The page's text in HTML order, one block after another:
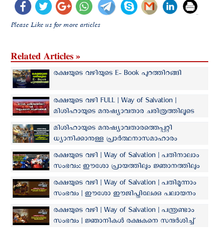
Please Like us for more articles
Related Articles »
രക്ഷയുടെ വഴിയുടെ E- Book പുറത്തിറങ്ങി
രക്ഷയുടെ വഴി FULL | Way of Salvation |
മിശിഹായുടെ മനുഷ്യാവതാര ചരിത്രത്തിലൂടെ
ഒരു പ്രാർത്ഥനായാത്ര
മിശിഹായുടെ മനുഷ്യാവതാരത്തെപ്പറ്റി
ധ്യാനിക്കാനുള്ള പ്രാർത്ഥനാസമാഹാരം
'രക്ഷയുടെ വഴി'യുടെ പൂര്‍ണ്ണരൂപം
വിശ്വാസികളിലേക്ക്
രക്ഷയുടെ വഴി | Way of Salvation | പതിനാലാം
സംഭവം: ഈശോ പ്രായത്തിലും ജ്ഞാനത്തിലും
ദൈവത്തിന്റെയും മനുഷ്യരുടെയും പ്രീതിയിലും
വളരുന്നു
രക്ഷയുടെ വഴി | Way of Salvation | പതിമൂന്നാം
സംഭവം | ഈശോ ഈജിപ്തിലേക്കു പലായനം
ചെയ്യുന്നു
രക്ഷയുടെ വഴി | Way of Salvation | പന്ത്രണ്ടാം
സംഭവം | ജ്ഞാനികൾ രക്ഷകനെ സന്ദർശിച്ച്